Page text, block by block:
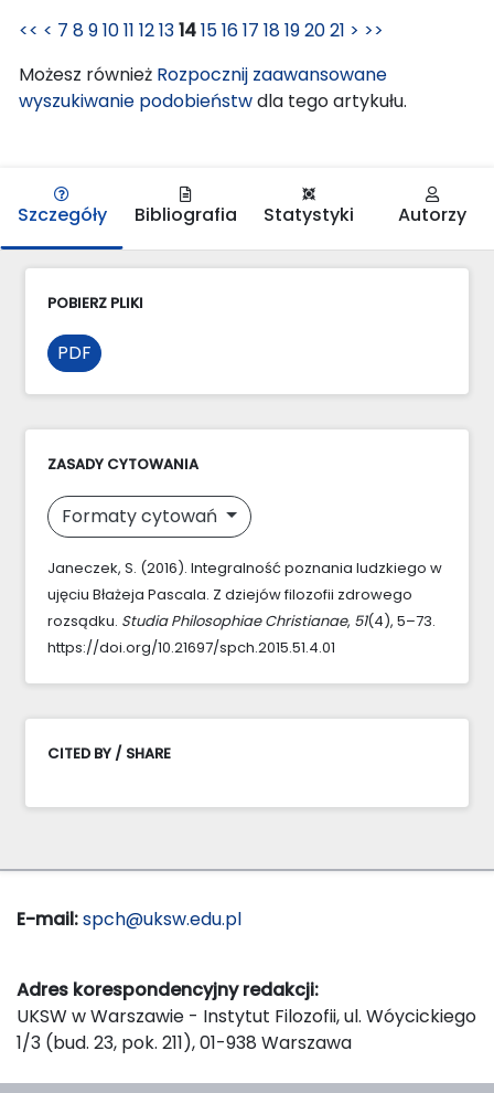
<< < 7 891011 121314151617 18192021 > >>
Możesz również Rozpocznij zaawansowane
wyszukiwanie podobieństwdla tego artykułu.
Szczegóły Bibliografia Statystyki Autorzy
POBIERZ PLIKI
PDF
ZASADY CYTOWANIA
Formaty cytowań
Janeczek, S. (2016). Integralność poznania ludzkiego w
ujęciu Błażeja Pascala. Z dziejów filozofii zdrowego
rozsądku. Studia Philosophiae Christianae, 51(4), 5–73.
https://doi.org/10.21697/spch.2015.51.4.01
CITED BY / SHARE
E-mail:spch@uksw.edu.pl
Adres korespondencyjny redakcji:
UKSW w Warszawie - Instytut Filozofii, ul. Wóycickiego
1/3 (bud. 23, pok. 211), 01-938 Warszawa